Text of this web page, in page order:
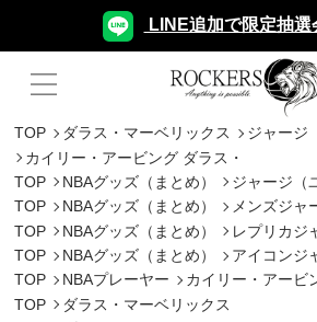
LINE追加で限定抽選
TOP ダラス・マーベリックス
ジャージ
カイリー・アービング ダラス・
TOP
NBAグッズ（まとめ）
ジャージ（
TOP
NBAグッズ（まとめ）
メンズジャ
TOP
NBAグッズ（まとめ）
レプリカジ
TOP
NBAグッズ（まとめ）
アイコンジ
TOP
NBAプレーヤー
カイリー・アービ
TOP
ダラス・マーベリックス